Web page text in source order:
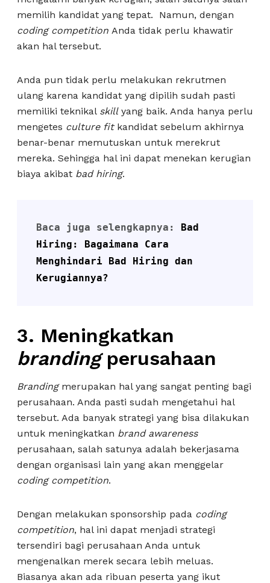
memilih kandidat yang tepat. Namun, dengan
coding competition Anda tidak perlu khawatir
akan hal tersebut.
Anda pun tidak perlu melakukan rekrutmen
ulang karena kandidat yang dipilih sudah pasti
memiliki teknikal skillyang baik. Anda hanya perlu
mengetes culture fit kandidat sebelum akhirnya
benar-benar memutuskan untuk merekrut
mereka. Sehingga hal ini dapat menekan kerugian
biaya akibat bad hiring.
Baca juga selengkapnya: Bad
Hiring: Bagaimana Cara
Menghindari Bad Hiring dan
Kerugiannya?
3. Meningkatkan
branding perusahaan
Branding merupakan hal yang sangat penting bagi
perusahaan. Anda pasti sudah mengetahui hal
tersebut. Ada banyak strategi yang bisa dilakukan
untuk meningkatkan brand awareness
perusahaan, salah satunya adalah bekerjasama
dengan organisasi lain yang akan menggelar
coding competition.
Dengan melakukan sponsorship pada coding
competition, hal ini dapat menjadi strategi
tersendiri bagi perusahaan Anda untuk
mengenalkan merek secara lebih meluas.
Biasanya akan ada ribuan peserta yang ikut